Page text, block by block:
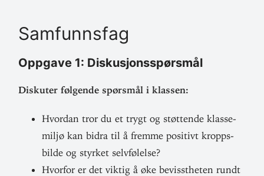
Sam­funnsfag
Oppgave 1: Diskusjonsspørsmål
Dis­kuter føl­gende spørsmål i klassen:
Hvordan tror du et trygt og støt­tende klasse­
miljø kan bidra til å fremme positivt kropps­
bilde og styrket selvfølelse?
Hvorfor er det viktig å øke bevisst­heten rundt